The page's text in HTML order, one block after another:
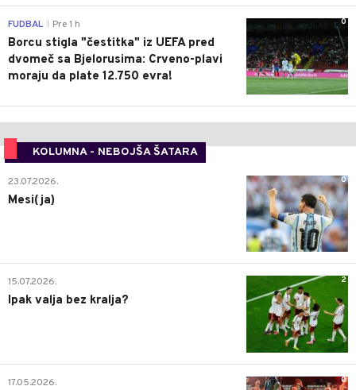
0
FUDBAL Pre 1 h
Borcu stigla "čestitka" iz UEFA pred
dvomeč sa Bjelorusima: Crveno-plavi
moraju da plate 12.750 evra!
KOLUMNA - NEBOJŠA ŠATARA
0
23.07.2026.
Mesi(ja)
2
15.07.2026.
Ipak valja bez kralja?
0
17.05.2026.